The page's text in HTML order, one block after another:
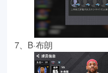
7、B·布朗